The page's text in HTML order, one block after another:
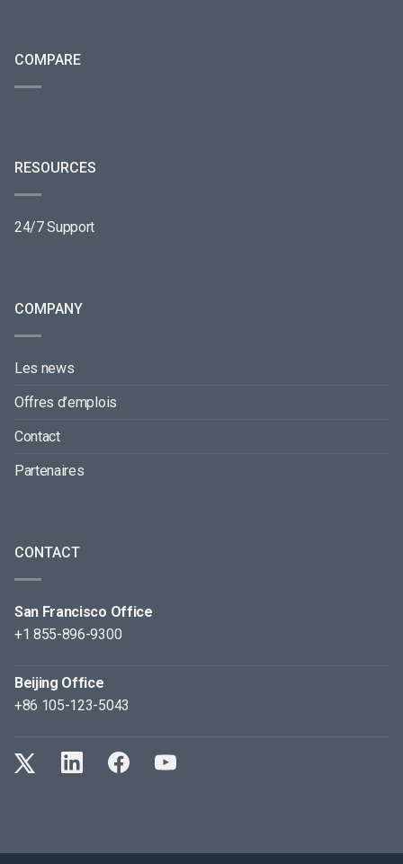
COMPARE
RESOURCES
24/7 Support
COMPANY
Les news
Offres d’emplois
Contact
Partenaires
CONTACT
San Francisco Office
+1 855-896-9300
Beijing Office
+86 105-123-5043